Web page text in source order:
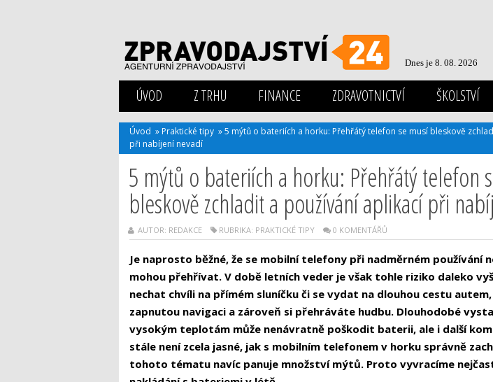
Dnes je 8. 08. 2026
ÚVOD Z TRHU FINANCE ZDRAVOTNICTVÍ ŠKOLSTVÍ
Úvod » Praktické tipy »5 mýtů o bateriích a horku: Přehřátý telefon se musí bleskově
při nabíjení nevadí
5 mýtů o bateriích a horku: Přehřátý telefon
bleskově zchladit a používání aplikací při
AUTOR: REDAKCE RUBRIKA: PRAKTICKÉ TIPY 0 KOMENTÁŘŮ
Je naprosto běžné, že se mobilní telefony při nadměrném používání
mohou přehřívat. V době letních veder je však tohle riziko daleko
nechat chvíli na přímém sluníčku či se vydat na dlouhou cestu
zapnutou navigaci a zároveň si přehráváte hudbu. Dlouhodobé
vysokým teplotám může nenávratně poškodit baterii, ale i další
stále není zcela jasné, jak s mobilním telefonem v horku správně
tohoto tématu navíc panuje množství mýtů. Proto vyvracíme